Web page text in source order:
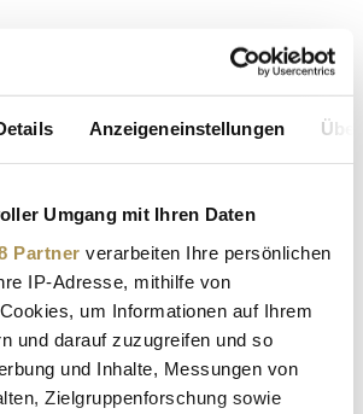
Anzeigeneinstellungen
Umgang mit Ihren Daten
Partner verarbeiten Ihre persönlichen
IP-Adresse, mithilfe von
um Informationen auf Ihrem
und darauf zuzugreifen und so
und Inhalte, Messungen von
Zielgruppenforschung sowie